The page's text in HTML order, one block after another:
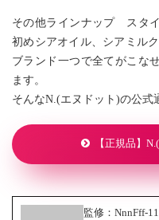
その他ラインナップ スタ
初めシアオイル、シアミル
ブランド一つで全てがこな
ます。
そんなN.(エヌドット)の公式
【正規品】
監修：NnnFff-